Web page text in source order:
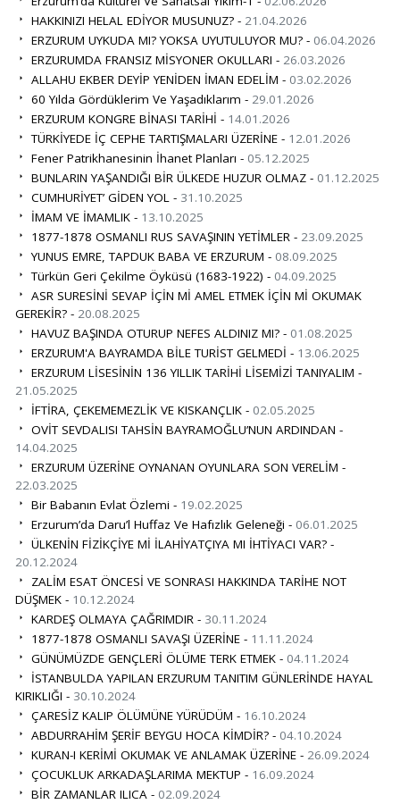
HAKKINIZI HELAL EDİYOR MUSUNUZ? - 21.04.2026
ERZURUM UYKUDA MI? YOKSA UYUTULUYOR MU? - 06.04.2026
ERZURUMDA FRANSIZ MİSYONER OKULLARI - 26.03.2026
ALLAHU EKBER DEYİP YENİDEN İMAN EDELİM - 03.02.2026
60 Yılda Gördüklerim Ve Yaşadıklarım - 29.01.2026
ERZURUM KONGRE BİNASI TARİHİ - 14.01.2026
TÜRKİYEDE İÇ CEPHE TARTIŞMALARI ÜZERİNE - 12.01.2026
Fener Patrikhanesinin İhanet Planları - 05.12.2025
BUNLARIN YAŞANDIĞI BİR ÜLKEDE HUZUR OLMAZ - 01.12.2025
CUMHURİYET’ GİDEN YOL - 31.10.2025
İMAM VE İMAMLIK - 13.10.2025
1877-1878 OSMANLI RUS SAVAŞININ YETİMLER - 23.09.2025
YUNUS EMRE, TAPDUK BABA VE ERZURUM - 08.09.2025
Türkün Geri Çekilme Öyküsü (1683-1922) - 04.09.2025
ASR SURESİNİ SEVAP İÇİN Mİ AMEL ETMEK İÇİN Mİ OKUMAK
GEREKİR? - 20.08.2025
HAVUZ BAŞINDA OTURUP NEFES ALDINIZ MI? - 01.08.2025
ERZURUM'A BAYRAMDA BİLE TURİST GELMEDİ - 13.06.2025
ERZURUM LİSESİNİN 136 YILLIK TARİHİ LİSEMİZİ TANIYALIM -
21.05.2025
İFTİRA, ÇEKEMEMEZLİK VE KISKANÇLIK - 02.05.2025
OVİT SEVDALISI TAHSİN BAYRAMOĞLU’NUN ARDINDAN -
14.04.2025
ERZURUM ÜZERİNE OYNANAN OYUNLARA SON VERELİM -
22.03.2025
Bir Babanın Evlat Özlemi - 19.02.2025
Erzurum’da Daru’l Huffaz Ve Hafızlık Geleneği - 06.01.2025
ÜLKENİN FİZİKÇİYE Mİ İLAHİYATÇIYA MI İHTİYACI VAR? -
20.12.2024
ZALİM ESAT ÖNCESİ VE SONRASI HAKKINDA TARİHE NOT
DÜŞMEK - 10.12.2024
KARDEŞ OLMAYA ÇAĞRIMDIR - 30.11.2024
1877-1878 OSMANLI SAVAŞI ÜZERİNE - 11.11.2024
GÜNÜMÜZDE GENÇLERİ ÖLÜME TERK ETMEK - 04.11.2024
İSTANBULDA YAPILAN ERZURUM TANITIM GÜNLERİNDE HAYAL
KIRIKLIĞI - 30.10.2024
ÇARESİZ KALIP ÖLÜMÜNE YÜRÜDÜM - 16.10.2024
ABDURRAHİM ŞERİF BEYGU HOCA KİMDİR? - 04.10.2024
KURAN-I KERİMİ OKUMAK VE ANLAMAK ÜZERİNE - 26.09.2024
ÇOCUKLUK ARKADAŞLARIMA MEKTUP - 16.09.2024
BİR ZAMANLAR ILICA - 02.09.2024